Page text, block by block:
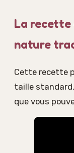
La recette
nature
Cette recette
taille
que vous